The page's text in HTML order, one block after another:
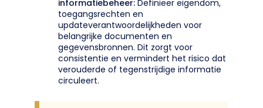
informatiebeheer: Definieer eigendom,
toegangsrechten en
updateverantwoordelijkheden voor
belangrijke documenten en
gegevensbronnen. Dit zorgt voor
consistentie en vermindert het risico dat
verouderde of tegenstrijdige informatie
circuleert.